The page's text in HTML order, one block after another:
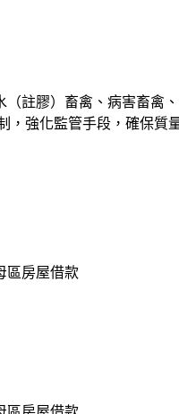
註膠）畜禽、病害畜禽
強化監管手段，確保質
區房屋借款